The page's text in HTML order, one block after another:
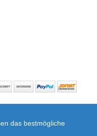
das bestmögliche